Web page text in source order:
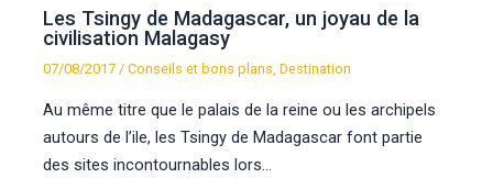
Les Tsingy de Madagascar, un joyau de la
civilisation Malagasy
07/08/2017/Conseils et bons plans,Destination
Au même titre que le palais de la reine ou les archipels
autours de l’ile, les Tsingy de Madagascar font partie
des sites incontournables lors…